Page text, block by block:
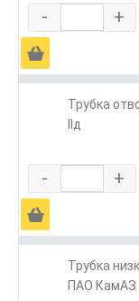
- +
Ä
Трубка
IIд
- +
Ä
Трубка
ПАО КамАЗ